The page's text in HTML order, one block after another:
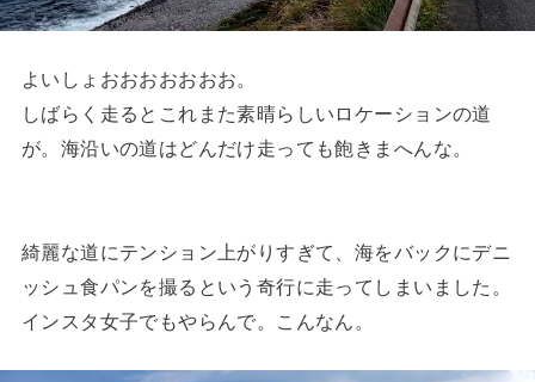
よいしょおおおおおおお。
しばらく走るとこれまた素晴らしいロケーションの道
が。海沿いの道はどんだけ走っても飽きまへんな。
綺麗な道にテンション上がりすぎて、海をバックにデニ
ッシュ食パンを撮るという奇行に走ってしまいました。
インスタ女子でもやらんで。こんなん。